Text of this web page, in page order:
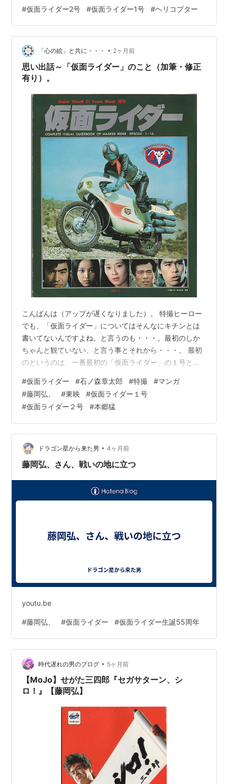
『お荷物小荷物』での出来事だったところまでは知らな
かったが、仕事で悩んでいた話は知っている。雨降って
いる時に西へ西へ向かって走って晴れているところを
探…
#仮面ライダー2号 #仮面ライダー1号 #ヘリコプター
「心の絵」と共に・・・ • 2ヶ月前
思い出話～「仮面ライダー」のこと（加筆・修正
有り）。
こんばんは（アップが遅くなりました）。 特撮ヒーロー
でも、「仮面ライダー」についてはそんなにキチンとは
書いてないんですよね。と言うのも・・・。最初のしか
ちゃんと観ていない、と言う事とそれから・・・。 最初
のというのは、一番最初の「仮面ライダー」の１号と２
ったので、偶然それを見始めて（もう２号ライダー編に
なってた）、最終回までずっと観てました。 滅茶苦茶好
きだったか、というと・・・？？ 次の番組「仮面ライダ
ーＶ３」も、そのまま続けて見始めましたが、話の最初
の頃に、１号と２号が爆発の犠牲になった、みたいな描
写があり（実は後で生きていた事が判明してま…
#仮面ライダー #石ノ森章太郎 #特撮 #マンガ
#藤岡弘、 #東映 #仮面ライダー１号
#仮面ライダー２号 #本郷猛
ドラゴン星から来た男 • 4ヶ月前
藤岡弘、さん、戦いの地に立つ
youtu.be
#藤岡弘、 #仮面ライダー #仮面ライダー生誕55周年
時代遅れの男のブログ • 5ヶ月前
【MoJo】せがた三四郎『セガサターン、シ
ロ！』【藤岡弘】